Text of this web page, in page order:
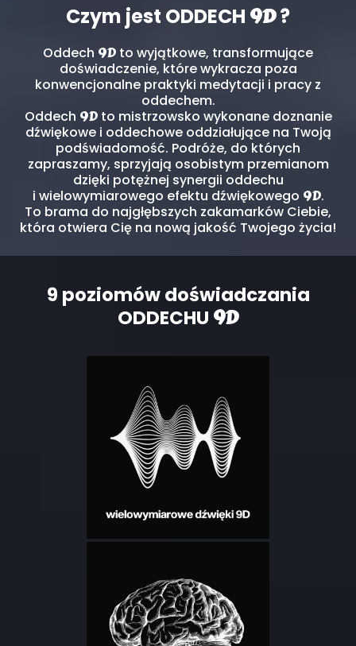
Czym jest ODDECH 9D?
Oddech 9D to wyjątkowe, transformujące
doświadczenie, które wykracza poza
konwencjonalne praktyki medytacji i pracy z
oddechem.
Oddech 9Dto mistrzowsko wykonane doznanie
dźwiękowe i oddechowe oddziałujące na Twoją
podświadomość. Podróże, do których
zapraszamy, sprzyjają osobistym przemianom
dzięki potężnej synergii oddechu
i wielowymiarowego efektu dźwiękowego 9D.
To brama do najgłębszych zakamarków Ciebie,
która otwiera Cię na nową jakość Twojego życia!
9 poziomów doświadczania
ODDECHU 9D